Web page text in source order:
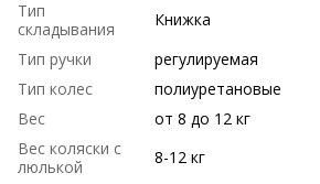
Тип
складывания
Книжка
Тип ручки
регулируемая
Тип колес
полиуретановые
Вес
от 8 до 12 кг
Вес коляски с
люлькой
8-12 кг